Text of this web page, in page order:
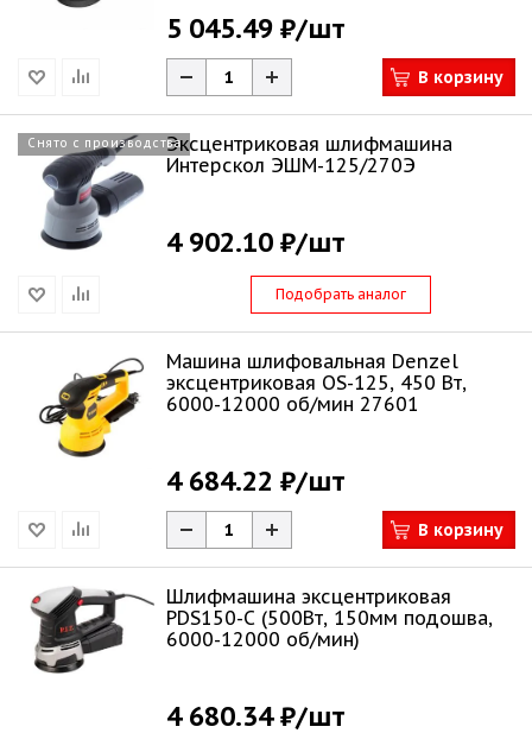
5 045.49 ₽/шт
В корзину
Снято с производстваЭксцентриковая шлифмашина
Интерскол ЭШМ-125/270Э
4 902.10 ₽/шт
Подобрать аналог
Машина шлифовальная Denzel
эксцентриковая OS-125, 450 Вт,
6000-12000 об/мин 27601
4 684.22 ₽/шт
В корзину
Шлифмашина эксцентриковая
PDS150-C (500Вт, 150мм подошва,
6000-12000 об/мин)
4 680.34 ₽/шт